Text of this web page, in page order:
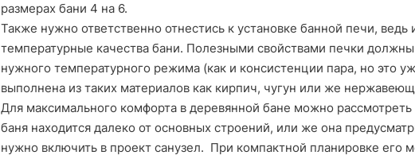
размерах бани 4 на 6.
Также нужно ответственно отнестись к установке банной печи, ведь
температурные качества бани. Полезными свойствами печки
нужного температурного режима (как и консистенции пара, но это
выполнена из таких материалов как кирпич, чугун или же
Для максимального комфорта в деревянной бане можно
баня находится далеко от основных строений, или же она
нужно включить в проект санузел. При компактной планировке его